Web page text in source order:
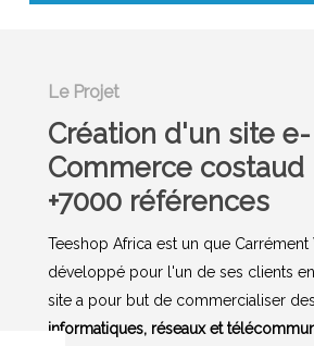
Le Projet
Création d'un site e-
Commerce costaud
+7000 références
Teeshop Africa est un que Carrément
développé pour l'un de ses clients
site a pour but de commercialiser des
informatiques, réseaux et